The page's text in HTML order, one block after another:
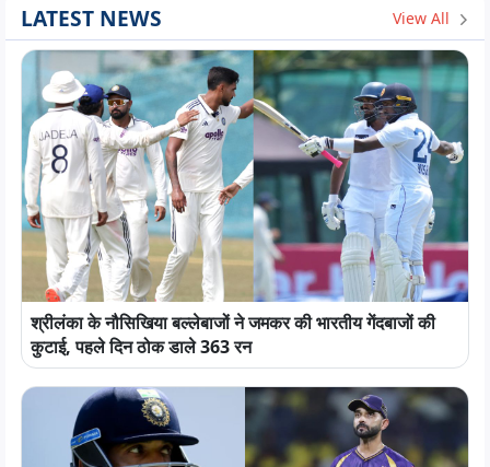
LATEST NEWS View All
श्रीलंका के नौसिखिया बल्लेबाजों ने जमकर की भारतीय गेंदबाजों की
कुटाई, पहले दिन ठोक डाले 363 रन